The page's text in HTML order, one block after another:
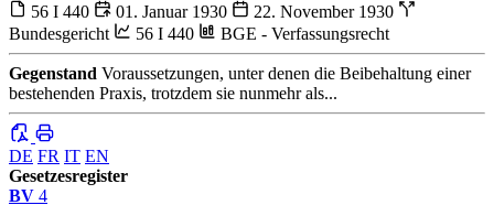
56 I 440
01. Januar 1930
22. November 1930
Bundesgericht
56 I 440 BGE - Verfassungsrecht
Gegenstand Voraussetzungen, unter denen die Beibehaltung einer
bestehenden Praxis, trotzdem sie nunmehr als...
DE FR IT EN
Gesetzesregister
BV 4